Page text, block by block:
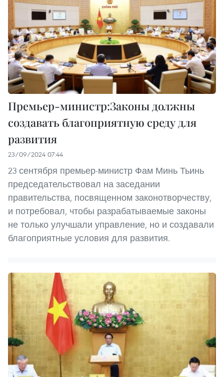
Премьер-министр:Законы должны
создавать благоприятную среду для
развития
23/09/2024 07:44
23 сентября премьер-министр Фам Минь Тьинь
председательствовал на заседании
правительства, посвященном законотворчеству,
и потребовал, чтобы разрабатываемые законы
не только улучшали управление, но и создавали
благоприятные условия для развития.